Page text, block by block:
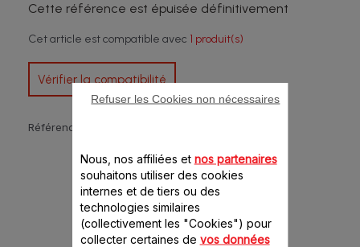
Cette référence est épuisée définitivement
Cet article est compatible avec 1 produit(s)
Vérifier la compatibilité
Référence :
Nous, nos affiliées et nos partenaires
souhaitons utiliser des cookies
internes et de tiers ou des
technologies similaires
(collectivement les "Cookies") pour
collecter certaines de vos données
Refuser les Cookies non nécessaires